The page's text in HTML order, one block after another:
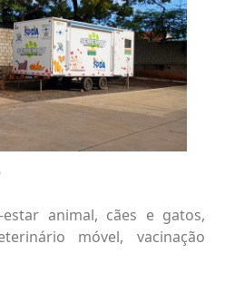
estar animal, cães e gatos,
móvel, vacinação